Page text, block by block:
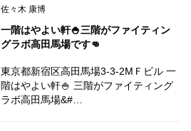
佐々木 康博
一階はやよい軒🍚三階がファイティン
グラボ高田馬場です👊
東京都新宿区高田馬場3-3-2MＦビル 一
階はやよい軒🍚 三階がファイティング
ラボ高田馬場&#…